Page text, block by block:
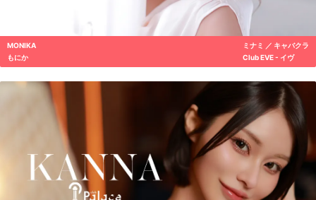
MONIKA
もにか
ミナミ ／ キャバクラ
Club EVE - イヴ